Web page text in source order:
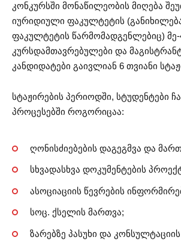
კონკურსში მონაწილეობის მიღება
იურიდიული ფაკულტეტის
ფაკულტეტის წარმომადგენლებიც)
კურსდამთავრებულები და
კანდიდატები გაივლიან 6 თვიანი
სტაჟირების პერიოდში, სტუდენტები
პროცესებში როგორიცაა:
ღონისძიებების დაგეგმვა და
სხვადასხვა დოკუმენტების
ასოციაციის წევრების
სოც. ქსელის მართვა;
ზარებზე პასუხი და კონსულტაციის